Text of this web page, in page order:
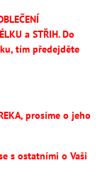
a STŘIH.Do
tím předejděte
prosíme o jeho
s ostatními o Vaši